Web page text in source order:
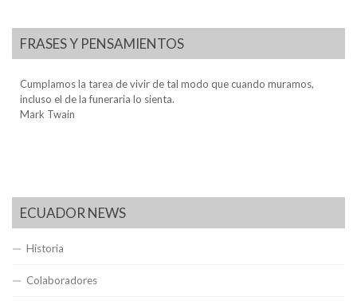
FRASES Y PENSAMIENTOS
Cumplamos la tarea de vivir de tal modo que cuando muramos,
incluso el de la funeraria lo sienta.
Mark Twain
ECUADOR NEWS
Historia
Colaboradores